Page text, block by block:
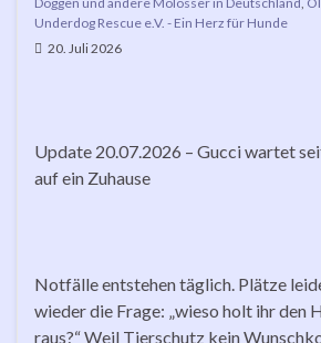
Underdog Rescue e.V. - Ein Herz für Hunde
20. Juli 2026
Update 20.07.2026 – Gucci wartet
auf ein Zuhause
Notfälle entstehen täglich. Plätze
wieder die Frage: „wieso holt ihr den
raus?“ Weil Tierschutz kein